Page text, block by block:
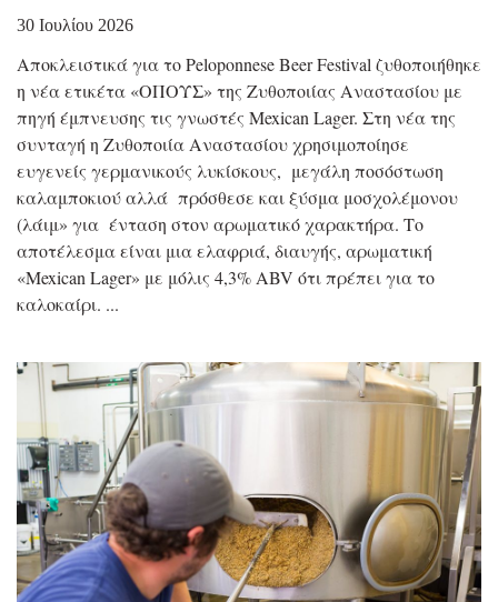
30 Ιουλίου 2026
Αποκλειστικά για το Peloponnese Beer Festival ζυθοποιήθηκε
η νέα ετικέτα «ΟΠΟΥΣ» της Ζυθοποιίας Αναστασίου με
πηγή έμπνευσης τις γνωστές Mexican Lager. Στη νέα της
συνταγή η Ζυθοποιία Αναστασίου χρησιμοποίησε
ευγενείς γερμανικούς λυκίσκους, μεγάλη ποσόστωση
καλαμποκιού αλλά πρόσθεσε και ξύσμα μοσχολέμονου
(λάιμ» για ένταση στον αρωματικό χαρακτήρα. Το
αποτέλεσμα είναι μια ελαφριά, διαυγής, αρωματική
«Mexican Lager» με μόλις 4,3% ABV ότι πρέπει για το
καλοκαίρι.